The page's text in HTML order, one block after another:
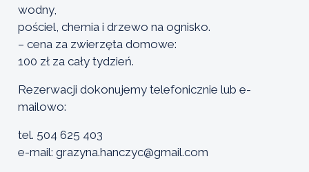
wodny,
pościel, chemia i drzewo na ognisko.
– cena za zwierzęta domowe:
100 zł za cały tydzień.
Rezerwacji dokonujemy telefonicznie lub e-
mailowo:
tel. 504 625 403
e-mail: grazyna.hanczyc@gmail.com